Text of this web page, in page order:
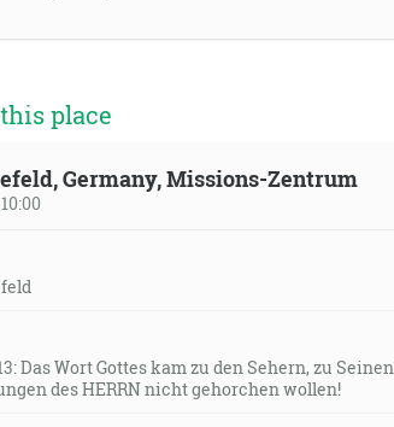
place
Germany, Missions-Zentrum
Das Wort Gottes kam zu den Sehern, zu
des HERRN nicht gehorchen wollen!